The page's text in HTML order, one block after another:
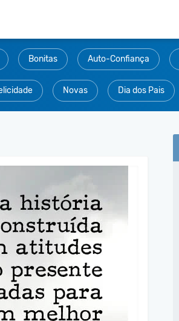
Bonitas Auto-Confiança
Novas Dia dos Pais